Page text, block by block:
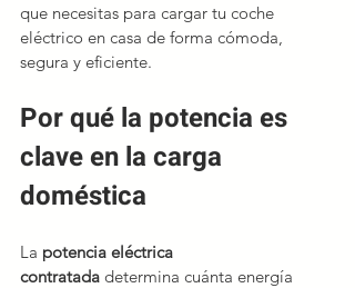
que necesitas para cargar tu coche
eléctrico en casa de forma cómoda,
segura y eficiente.
Por qué la potencia es
clave en la carga
doméstica
La potencia eléctrica
contratada determina cuánta energía